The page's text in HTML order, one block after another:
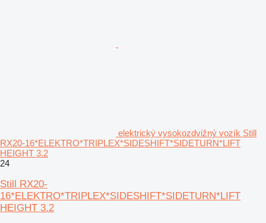
elektrický vysokozdvižný vozík Still
RX20-16*ELEKTRO*TRIPLEX*SIDESHIFT*SIDETURN*LIFT
HEIGHT 3.2
24
Still RX20-
16*ELEKTRO*TRIPLEX*SIDESHIFT*SIDETURN*LIFT
HEIGHT 3.2